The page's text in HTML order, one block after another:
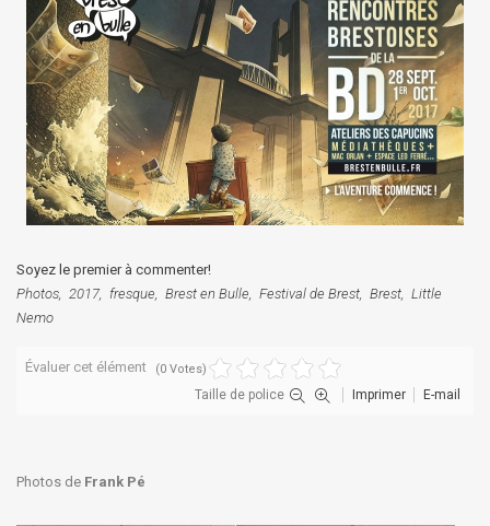
Soyez le premier à commenter!
Photos 2017 fresque Brest en Bulle Festival de Brest Brest Little
Nemo
Évaluer cet élément (0 Votes)
Taille de police Imprimer E-mail
Photos de Frank Pé